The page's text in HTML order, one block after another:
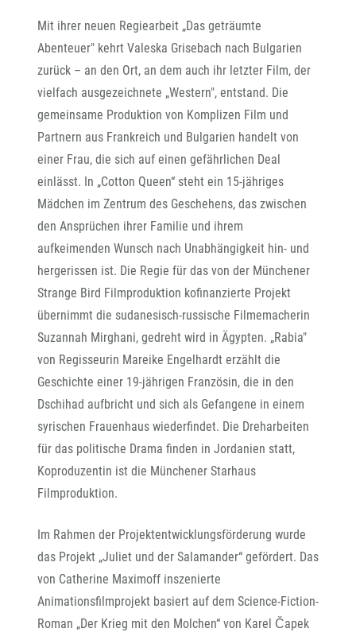
Mit ihrer neuen Regiearbeit „Das geträumte
Abenteuer" kehrt Valeska Grisebach nach Bulgarien
zurück – an den Ort, an dem auch ihr letzter Film, der
vielfach ausgezeichnete „Western", entstand. Die
gemeinsame Produktion von Komplizen Film und
Partnern aus Frankreich und Bulgarien handelt von
einer Frau, die sich auf einen gefährlichen Deal
einlässt. In „Cotton Queen“ steht ein 15-jähriges
Mädchen im Zentrum des Geschehens, das zwischen
den Ansprüchen ihrer Familie und ihrem
aufkeimenden Wunsch nach Unabhängigkeit hin- und
hergerissen ist. Die Regie für das von der Münchener
Strange Bird Filmproduktion kofinanzierte Projekt
übernimmt die sudanesisch-russische Filmemacherin
Suzannah Mirghani, gedreht wird in Ägypten. „Rabia"
von Regisseurin Mareike Engelhardt erzählt die
Geschichte einer 19-jährigen Französin, die in den
Dschihad aufbricht und sich als Gefangene in einem
syrischen Frauenhaus wiederfindet. Die Dreharbeiten
für das politische Drama finden in Jordanien statt,
Koproduzentin ist die Münchener Starhaus
Filmproduktion.
Im Rahmen der Projektentwicklungsförderung wurde
das Projekt „Juliet und der Salamander“ gefördert. Das
von Catherine Maximoff inszenierte
Animationsfilmprojekt basiert auf dem Science-Fiction-
Roman „Der Krieg mit den Molchen“ von Karel Čapek